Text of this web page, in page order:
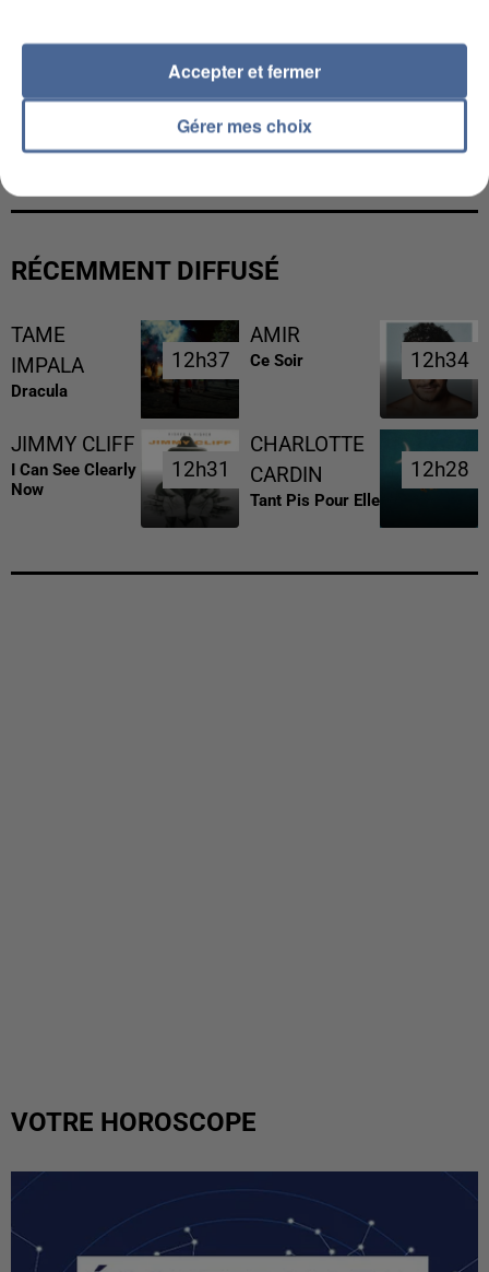
L’UN DES FONDATEURS SUPPOSÉS DE LA DZ
MAFIA INTERPELLÉ EN ALGÉRIE
RÉCEMMENT DIFFUSÉ
TAME
IMPALA
Dracula
12h37
12h37
AMIR
Ce Soir 12h34
12h34
JIMMY CLIFF
I Can See Clearly
Now
12h31
12h31
CHARLOTTE
CARDIN
Tant Pis Pour Elle
12h28
12h28
VOTRE HOROSCOPE
Gérer mes choix
Accepter et fermer